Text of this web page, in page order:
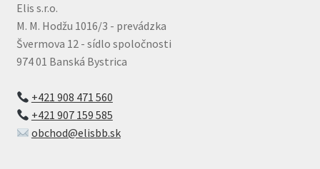
Elis s.r.o.
M. M. Hodžu 1016/3 - prevádzka
Švermova 12 - sídlo spoločnosti
974 01 Banská Bystrica
+421 908 471 560
+421 907 159 585
obchod@elisbb.sk